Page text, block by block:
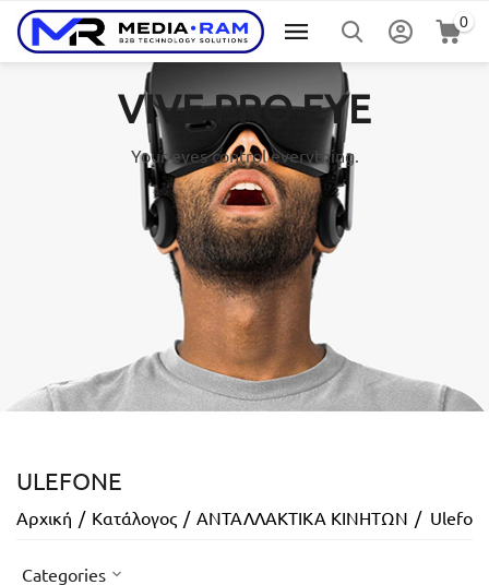
0
VIVE PRO EYE
Your eyes control everything.
ULEFONE
Αρχική / Κατάλογος / ΑΝΤΑΛΛΑΚΤΙΚΑ ΚΙΝΗΤΩΝ /
Categories